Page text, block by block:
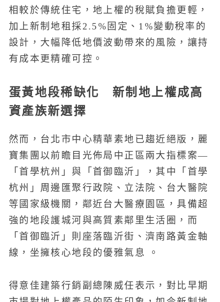
相較於傳統住宅，地上權的稅賦負擔更輕，
加上新制地租採2.5%固定、1%變動稅率的
設計，大幅降低地價波動帶來的風險，讓持
有成本更精確可控。
蛋黃地段稀缺化 新制地上權成高
資產族新選擇
然而，台北市中心精華素地已趨近絕版，麗
寶集團以前瞻目光佈局中正區兩大指標案—
「首學杭州」與「首御臨沂」，其中「首學
杭州」周邊匯聚行政院、立法院、台大醫院
等國家級機關，鄰近台大醫療園區，具備超
強的地段護城河與高質素鄰里生活圈，而
「首御臨沂」則座落臨沂街、濟南路黃金軸
線，坐擁核心地段的優雅氣息 。
得意佳建築行銷副總陳威任表示，對比早期